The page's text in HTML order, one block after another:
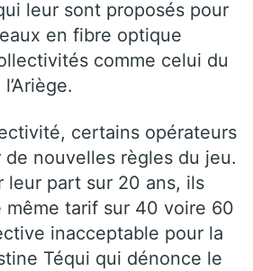
leur sont proposés pour
en fibre optique
comme celui du
certains opérateurs
nouvelles règles du jeu.
leur part sur 20 ans, ils
tarif sur 40 voire 60
inacceptable pour la
Téqui qui dénonce le